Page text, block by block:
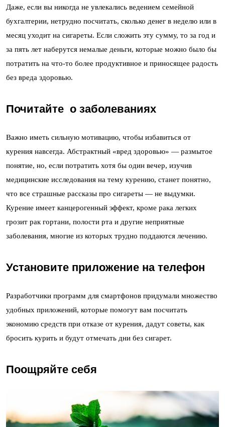
Даже, если вы никогда не увлекались ведением семейной
бухгалтерии, нетрудно посчитать, сколько денег в неделю или в
месяц уходит на сигареты. Если сложить эту сумму, то за год и
за пять лет наберутся немалые деньги, которые можно было бы
потратить на что-то более продуктивное и приносящее радость
без вреда здоровью.
Почитайте о заболеваниях
Важно иметь сильную мотивацию, чтобы избавиться от
курения навсегда. Абстрактный «вред здоровью» — размытое
понятие, но, если потратить хотя бы один вечер, изучив
медицинские исследования на тему курению, станет понятно,
что все страшные рассказы про сигареты — не выдумки.
Курение имеет канцерогенный эффект, кроме рака легких
грозит рак гортани, полости рта и другие неприятные
заболевания, многие из которых трудно поддаются лечению.
Установите приложение на телефон
Разработчики программ для смартфонов придумали множество
удобных приложений, которые помогут вам посчитать
экономию средств при отказе от курения, дадут советы, как
бросить курить и будут отмечать дни без сигарет.
Поощряйте себя